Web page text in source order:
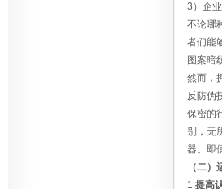
3）企
不论哪
者们能
图案暗
然而，
反防伪
保密的
别，无
器。即
（二
1.提高